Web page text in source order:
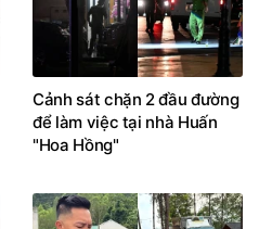
Cảnh sát chặn 2 đầu đường
để làm việc tại nhà Huấn
"Hoa Hồng"